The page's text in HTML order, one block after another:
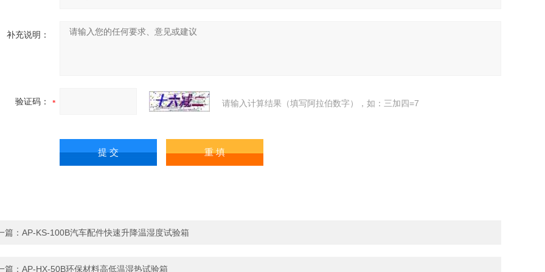
补充说明：
验证码： 请输入计算结果（填写阿拉伯数字），如：三加四=7
篇： AP-KS-100B汽车配件快速升降温湿度试验箱
篇： AP-HX-50B环保材料高低温湿热试验箱